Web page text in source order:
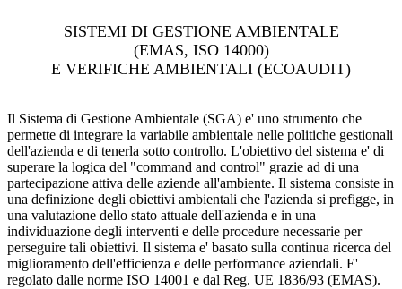
SISTEMI DI GESTIONE AMBIENTALE
(EMAS, ISO 14000)
E VERIFICHE AMBIENTALI (ECOAUDIT)
Il Sistema di Gestione Ambientale (SGA) e' uno strumento che
permette di integrare la variabile ambientale nelle politiche gestionali
dell'azienda e di tenerla sotto controllo. L'obiettivo del sistema e' di
superare la logica del "command and control" grazie ad di una
partecipazione attiva delle aziende all'ambiente. Il sistema consiste in
una definizione degli obiettivi ambientali che l'azienda si prefigge, in
una valutazione dello stato attuale dell'azienda e in una
individuazione degli interventi e delle procedure necessarie per
perseguire tali obiettivi. Il sistema e' basato sulla continua ricerca del
miglioramento dell'efficienza e delle performance aziendali. E'
regolato dalle norme ISO 14001 e dal Reg. UE 1836/93 (EMAS).